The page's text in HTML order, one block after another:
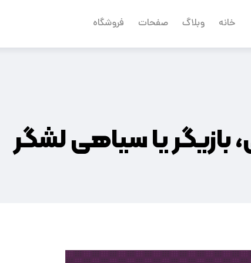
خانه وبلاگ صفحات فروشگاه
یا سیاهی لشگر